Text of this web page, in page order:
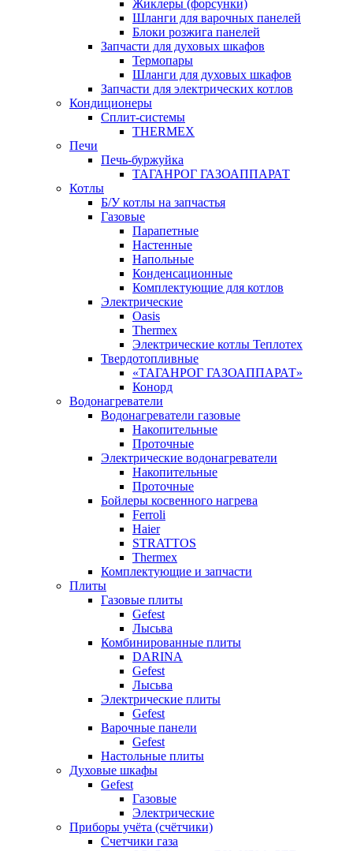
Жиклеры (форсунки)
Шланги для варочных панелей
Блоки розжига панелей
Запчасти для духовых шкафов
Термопары
Шланги для духовых шкафов
Запчасти для электрических котлов
Кондиционеры
Сплит-системы
THERMEX
Печи
Печь-буржуйка
ТАГАНРОГ ГАЗОАППАРАТ
Котлы
Б/У котлы на запчастья
Газовые
Парапетные
Настенные
Напольные
Конденсационные
Комплектующие для котлов
Электрические
Oasis
Thermex
Электрические котлы Теплотех
Твердотопливные
«ТАГАНРОГ ГАЗОАППАРАТ»
Конорд
Водонагреватели
Водонагреватели газовые
Накопительные
Проточные
Электрические водонагреватели
Накопительные
Проточные
Бойлеры косвенного нагрева
Ferroli
Haier
STRATTOS
Thermex
Комплектующие и запчасти
Плиты
Газовые плиты
Gefest
Лысьва
Комбинированные плиты
DARINA
Gefest
Лысьва
Электрические плиты
Gefest
Варочные панели
Gefest
Настольные плиты
Духовые шкафы
Gefest
Газовые
Электрические
Приборы учёта (счётчики)
Счетчики газа